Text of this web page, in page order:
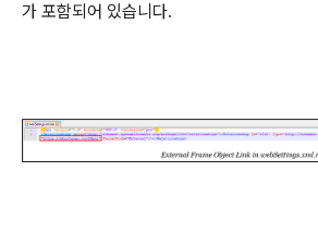
가 포함되어 있습니다.